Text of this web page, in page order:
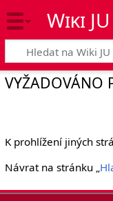
Wiki JU
VYŽADOVÁNO
K prohlížení jiných
Návrat na stránku „